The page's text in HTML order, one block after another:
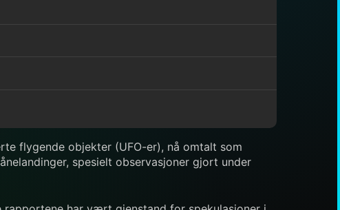
flygende objekter (UFO-er), nå omtalt som
spesielt observasjoner gjort under